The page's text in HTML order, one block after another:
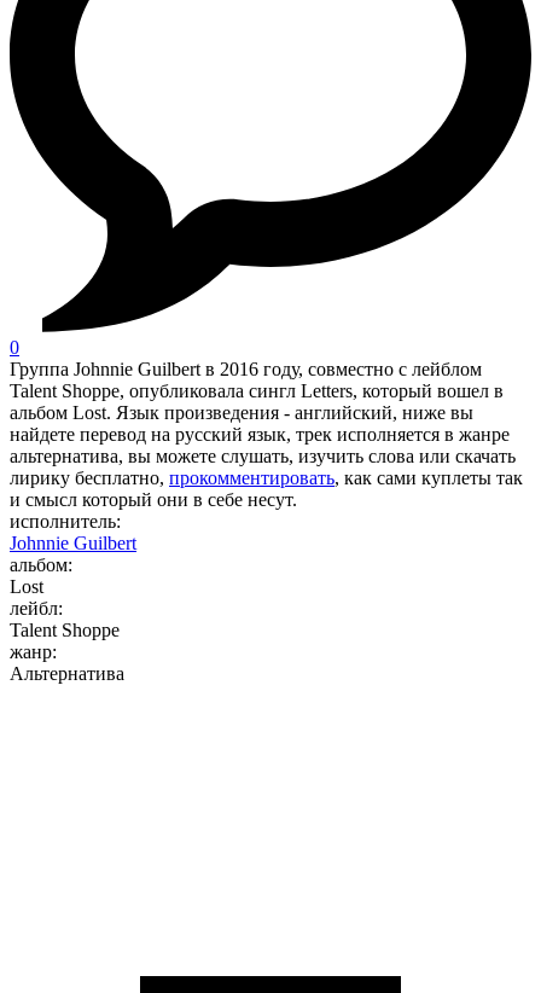
0
Группа Johnnie Guilbert в 2016 году, совместно с лейблом
Talent Shoppe, опубликовала сингл Letters, который вошел в
альбом Lost. Язык произведения - английский, ниже вы
найдете перевод на русский язык, трек исполняется в жанре
альтернатива, вы можете слушать, изучить слова или скачать
лирику бесплатно, прокомментировать, как сами куплеты так
и смысл который они в себе несут.
исполнитель:
Johnnie Guilbert
альбом:
Lost
лейбл:
Talent Shoppe
жанр:
Альтернатива